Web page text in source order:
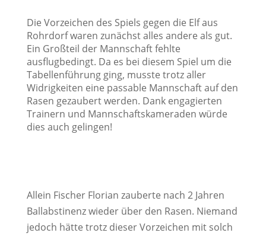
Die Vorzeichen des Spiels gegen die Elf aus
Rohrdorf waren zunächst alles andere als gut.
Ein Großteil der Mannschaft fehlte
ausflugbedingt. Da es bei diesem Spiel um die
Tabellenführung ging, musste trotz aller
Widrigkeiten eine passable Mannschaft auf den
Rasen gezaubert werden. Dank engagierten
Trainern und Mannschaftskameraden würde
dies auch gelingen!
Allein Fischer Florian zauberte nach 2 Jahren
Ballabstinenz wieder über den Rasen. Niemand
jedoch hätte trotz dieser Vorzeichen mit solch